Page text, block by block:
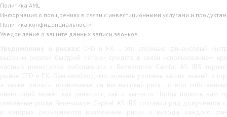
Политика AML
Информация о поощрениях в связи с инвестиционными услугами и
Политика конфиденциальности
Уведомление о защите данных записи звонков